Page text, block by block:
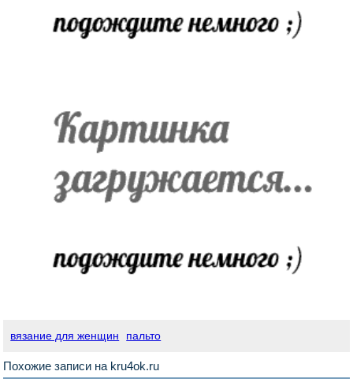
вязание для женщин пальто
Похожие записи на kru4ok.ru